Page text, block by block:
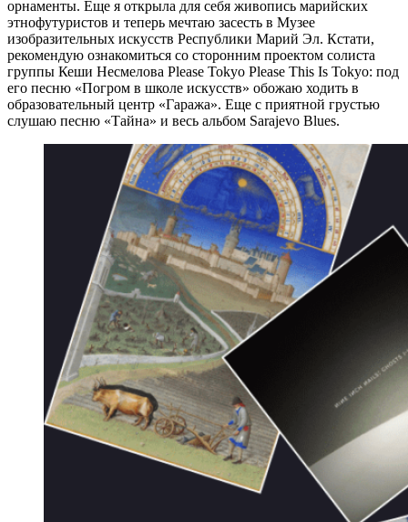
орнаменты. Еще я открыла для себя живопись марийских
этнофутуристов и теперь мечтаю засесть в Музее
изобразительных искусств Республики Марий Эл. Кстати,
рекомендую ознакомиться со сторонним проектом солиста
группы Кеши Несмелова Please Tokyo Please This Is Tokyo: под
его песню «Погром в школе искусств» обожаю ходить в
образовательный центр «Гаража». Еще с приятной грустью
слушаю песню «Тайна» и весь альбом Sarajevo Blues.